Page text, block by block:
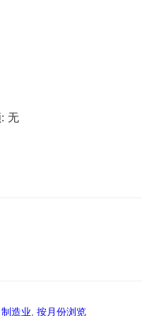
无
制造业, 按月份浏览